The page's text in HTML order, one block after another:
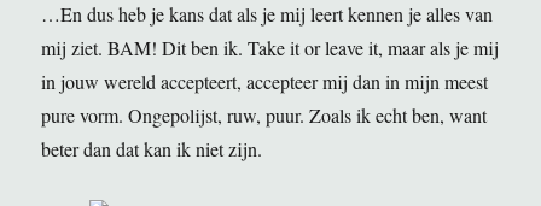
…En dus heb je kans dat als je mij leert kennen je alles van
mij ziet. BAM! Dit ben ik. Take it or leave it, maar als je mij
in jouw wereld accepteert, accepteer mij dan in mijn meest
pure vorm. Ongepolijst, ruw, puur. Zoals ik echt ben, want
beter dan dat kan ik niet zijn.